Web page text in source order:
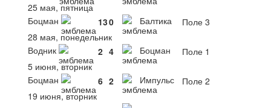
25 мая, пятница
Боцман
130 Балтика
Поле 3
28 мая, понедельник
Водник
2 4 Боцман
Поле 1
5 июня, вторник
Боцман
6 2 Импульс
Поле 2
19 июня, вторник